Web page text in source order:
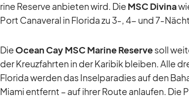
rine Re­serve an­bie­ten wird. Die MSC Di­vina
Port Ca­na­ve­ral in Flo­rida zu 3‑, 4- und
Die Ocean Cay MSC Ma­rine Re­servesoll
der Kreuz­fahr­ten in der Ka­ri­bik blei­ben. Alle
Flo­rida wer­den das In­sel­pa­ra­dies auf den
Mi­ami ent­fernt – auf ih­rer Route an­lau­fen.